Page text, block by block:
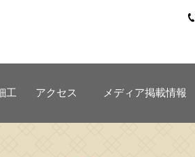
工 アクセス メディア掲載情報